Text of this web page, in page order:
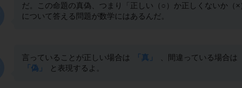
だ。この命題の真偽、つまり「正しい（○）か正しくないか（×
について答える問題が数学にはあるんだ。
言っていることが正しい場合は 「真」
、間違っている場合は
「偽」
と表現するよ。